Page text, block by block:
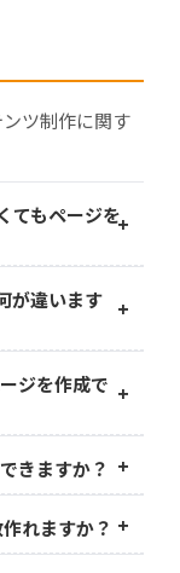
ツ制作に関す
てもページを
ォーム入力
が違います
逸脱や表示
抑えます。
ジを作成で
を保ちま
きますか？
成します。
れますか？